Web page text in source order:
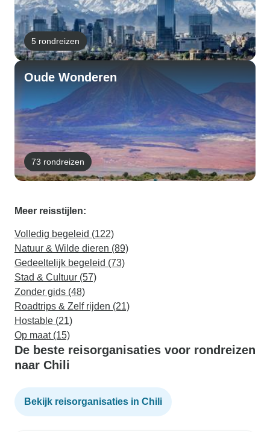
5 rondreizen
Oude Wonderen
73 rondreizen
Meer reisstijlen:
Volledig begeleid (122)
Natuur & Wilde dieren (89)
Gedeeltelijk begeleid (73)
Stad & Cultuur (57)
Zonder gids (48)
Roadtrips & Zelf rijden (21)
Hostable (21)
Op maat (15)
De beste reisorganisaties voor rondreizen
naar Chili
Bekijk reisorganisaties in Chili